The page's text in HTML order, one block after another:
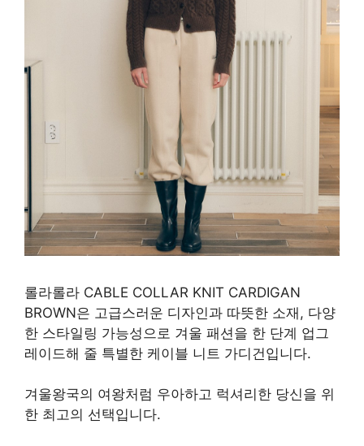
롤라롤라 CABLE COLLAR KNIT CARDIGAN
BROWN은 고급스러운 디자인과 따뜻한 소재, 다양
한 스타일링 가능성으로 겨울 패션을 한 단계 업그
레이드해 줄 특별한 케이블 니트 가디건입니다.
겨울왕국의 여왕처럼 우아하고 럭셔리한 당신을 위
한 최고의 선택입니다.